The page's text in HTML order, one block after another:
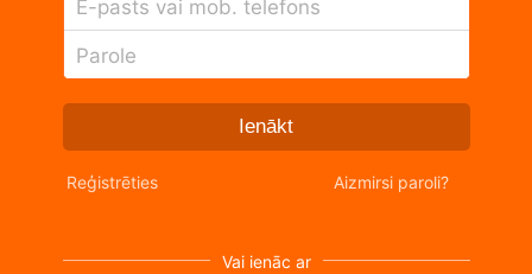
E-pasts vai mob. telefons
Parole
Ienākt
Reģistrēties Aizmirsi paroli?
Vai ienāc ar